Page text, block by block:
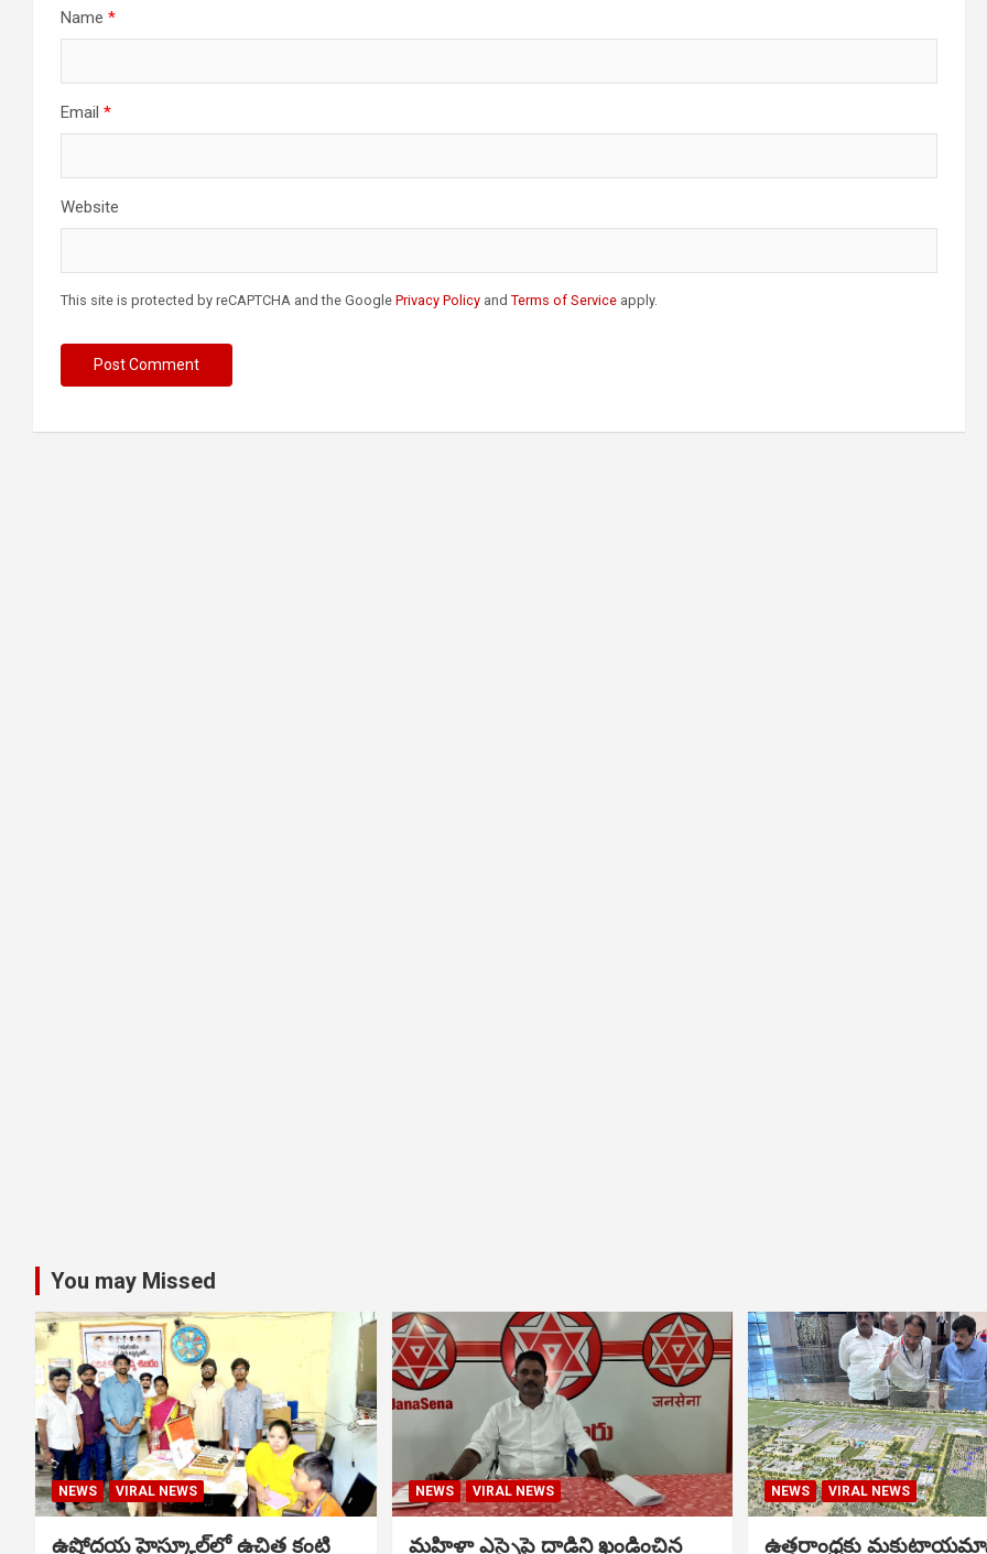
Name *
Email *
Website
This site is protected by reCAPTCHA and the Google Privacy Policy and Terms of Service apply.
You may Missed
NEWS VIRAL NEWS
ఉషోదయ హైస్కూల్‌లో ఉచిత కంటి
NEWS VIRAL NEWS
మహిళా ఎస్సైపై దాడిని ఖండించిన
NEWS VIRAL NEWS
ఉత్తరాంధ్రకు